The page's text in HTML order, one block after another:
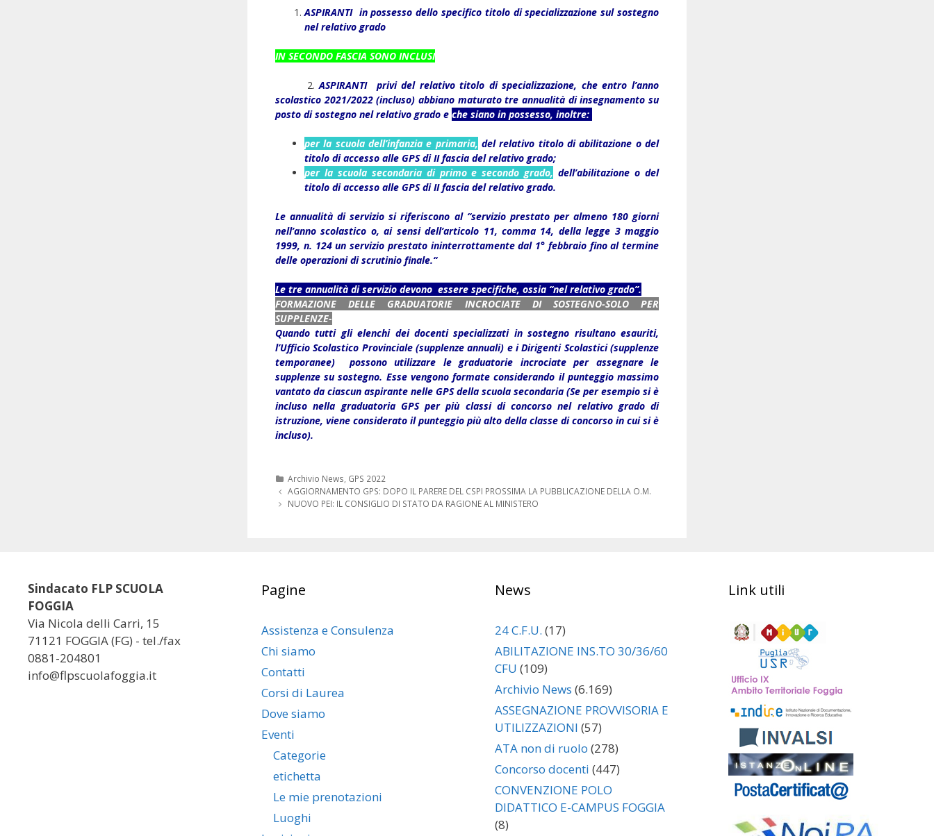
ASPIRANTI in possesso dello specifico titolo di specializzazione sul sostegno
nel relativo grado
IN SECONDO FASCIA SONO INCLUSI
2. ASPIRANTI privi del relativo titolo di specializzazione, che entro l’anno
scolastico 2021/2022 (incluso) abbiano maturato tre annualità di insegnamento su
posto di sostegno nel relativo grado e che siano in possesso, inoltre:
per la scuola dell’infanzia e primaria, del relativo titolo di abilitazione o del
titolo di accesso alle GPS di II fascia del relativo grado;
per la scuola secondaria di primo e secondo grado, dell’abilitazione o del
titolo di accesso alle GPS di II fascia del relativo grado.
Le annualità di servizio si riferiscono al “servizio prestato per almeno 180 giorni
nell’anno scolastico o, ai sensi dell’articolo 11, comma 14, della legge 3 maggio
1999, n. 124 un servizio prestato ininterrottamente dal 1° febbraio fino al termine
delle operazioni di scrutinio finale.“
Le tre annualità di servizio devono essere specifiche, ossia “nel relativo grado”.
FORMAZIONE DELLE GRADUATORIE INCROCIATE DI SOSTEGNO-SOLO PER
SUPPLENZE-
Quando tutti gli elenchi dei docenti specializzati in sostegno risultano esauriti,
l’Ufficio Scolastico Provinciale (supplenze annuali) e i Dirigenti Scolastici (supplenze
temporanee) possono utilizzare le graduatorie incrociate per assegnare le
supplenze su sostegno. Esse vengono formate considerando il punteggio massimo
vantato da ciascun aspirante nelle GPS della scuola secondaria (Se per esempio si è
incluso nella graduatoria GPS per più classi di concorso nel relativo grado di
istruzione, viene considerato il punteggio più alto della classe di concorso in cui si è
incluso).
Categorie
Archivio News, GPS 2022
Navigazione
articolo
AGGIORNAMENTO GPS: DOPO IL PARERE DEL CSPI PROSSIMA LA PUBBLICAZIONE DELLA O.M.
NUOVO PEI: IL CONSIGLIO DI STATO DA RAGIONE AL MINISTERO
Sindacato FLP SCUOLA
FOGGIA
Via Nicola delli Carri, 15
71121 FOGGIA (FG) - tel./fax
0881-204801
info@flpscuolafoggia.it
Pagine
Assistenza e Consulenza
Chi siamo
Contatti
Corsi di Laurea
Dove siamo
Eventi
Categorie
etichetta
Le mie prenotazioni
Luoghi
News
24 C.F.U. (17)
ABILITAZIONE INS.TO 30/36/60
CFU (109)
Archivio News (6.169)
ASSEGNAZIONE PROVVISORIA E
UTILIZZAZIONI (57)
ATA non di ruolo (278)
Concorso docenti (447)
CONVENZIONE POLO
DIDATTICO E-CAMPUS FOGGIA
(8)
Link utili